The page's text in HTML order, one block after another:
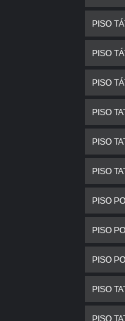
PISO
PISO
PISO
PISO
PISO
PISO
PISO
PISO
PISO
PISO
PISO